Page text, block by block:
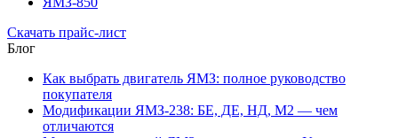
Скачать прайс-лист
Блог
Как выбрать двигатель ЯМЗ: полное руководство
покупателя
Модификации ЯМЗ-238: БЕ, ДЕ, НД, М2 — чем
отличаются